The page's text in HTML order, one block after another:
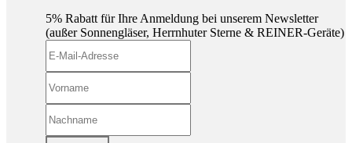
5% Rabatt für Ihre Anmeldung bei unserem Newsletter
(außer Sonnengläser, Herrnhuter Sterne & REINER-Geräte)